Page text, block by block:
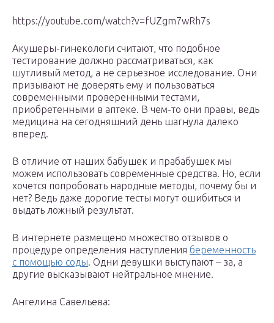
https://youtube.com/watch?v=fUZgm7wRh7s
Акушеры-гинекологи считают, что подобное
тестирование должно рассматриваться, как
шутливый метод, а не серьезное исследование. Они
призывают не доверять ему и пользоваться
современными проверенными тестами,
приобретенными в аптеке. В чем-то они правы, ведь
медицина на сегодняшний день шагнула далеко
вперед.
В отличие от наших бабушек и прабабушек мы
можем использовать современные средства. Но, если
хочется попробовать народные методы, почему бы и
нет? Ведь даже дорогие тесты могут ошибиться и
выдать ложный результат.
В интернете размещено множество отзывов о
процедуре определения наступления беременность
с помощью соды. Одни девушки выступают – за, а
другие высказывают нейтральное мнение.
Ангелина Савельева: